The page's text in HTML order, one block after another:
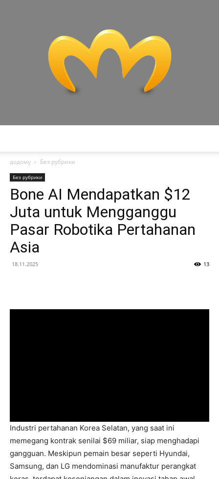
додому
Без рубрики
Без рубрики
Bone AI Mendapatkan $12
Juta untuk Mengganggu
Pasar Robotika Pertahanan
Asia
18.11.2025 13
Industri pertahanan Korea Selatan, yang saat ini
memegang kontrak senilai $69 miliar, siap menghadapi
gangguan. Meskipun pemain besar seperti Hyundai,
Samsung, dan LG mendominasi manufaktur perangkat